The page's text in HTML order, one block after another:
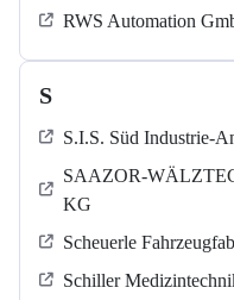
RWS Automation
S
S.I.S. Süd Industrie-
SAAZOR-
KG
Scheuerle
Schiller